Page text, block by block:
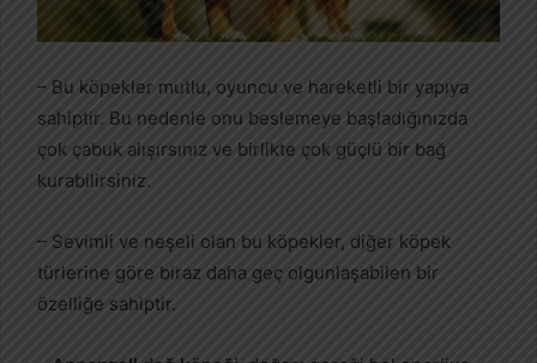
– Bu köpekler mutlu, oyuncu ve hareketli bir yapıya
sahiptir. Bu nedenle onu beslemeye başladığınızda
çok çabuk alışırsınız ve birlikte çok güçlü bir bağ
kurabilirsiniz.
– Sevimli ve neşeli olan bu köpekler, diğer köpek
türlerine göre biraz daha geç olgunlaşabilen bir
özelliğe sahiptir.